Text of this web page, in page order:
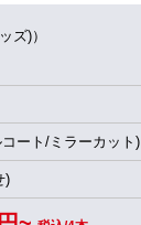
ズ)）
ート/ミラーカット)
)